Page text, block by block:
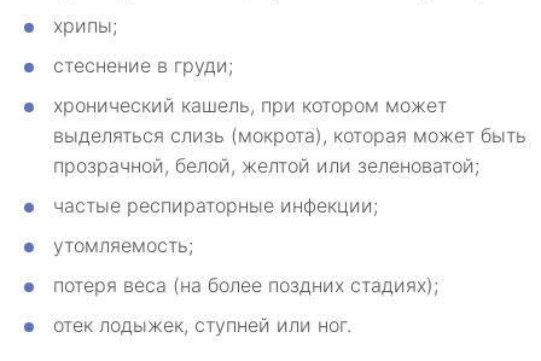
хрипы;
стеснение в груди;
хронический кашель, при котором может
выделяться слизь (мокрота), которая может быть
прозрачной, белой, желтой или зеленоватой;
частые респираторные инфекции;
утомляемость;
потеря веса (на более поздних стадиях);
отек лодыжек, ступней или ног.